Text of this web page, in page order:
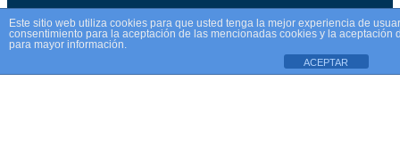
Este sitio web utiliza cookies para que usted tenga la mejor experiencia de
consentimiento para la aceptación de las mencionadas cookies y la aceptación
para mayor información.
ACEPTAR